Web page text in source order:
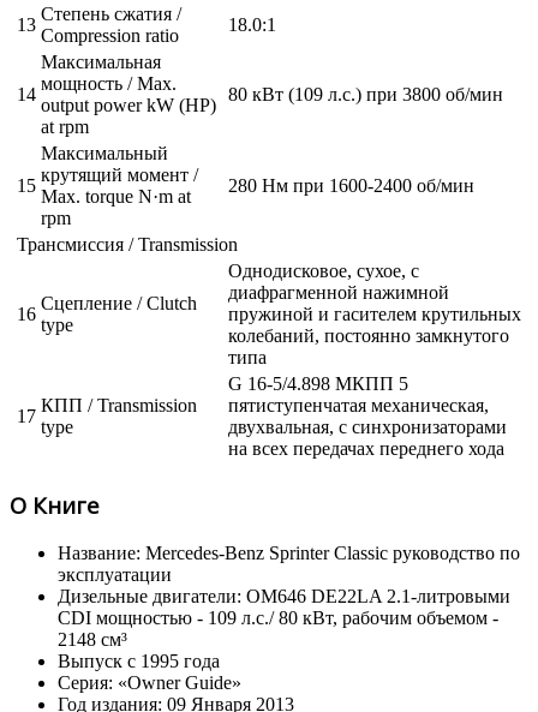
13
Степень сжатия /
Compression ratio
18.0:1
14
Максимальная
мощность / Max.
output power kW (HP)
at rpm
80 кВт (109 л.с.) при 3800 об/мин
15
Максимальный
крутящий момент /
Max. torque N·m at
rpm
280 Нм при 1600-2400 об/мин
Трансмиссия / Transmission
16
Сцепление / Clutch
type
Однодисковое, сухое, с
диафрагменной нажимной
пружиной и гасителем крутильных
колебаний, постоянно замкнутого
типа
17
КПП / Transmission
type
G 16-5/4.898 МКПП 5
пятиступенчатая механическая,
двухвальная, с синхронизаторами
на всех передачах переднего хода
О Книге
Название: Mercedes-Benz Sprinter Classic руководство по
эксплуатации
Дизельные двигатели: OM646 DE22LA 2.1-литровыми
CDI мощностью - 109 л.с./ 80 кВт, рабочим объемом -
2148 см³
Выпуск с 1995 года
Серия: «Owner Guide»
Год издания: 09 Января 2013